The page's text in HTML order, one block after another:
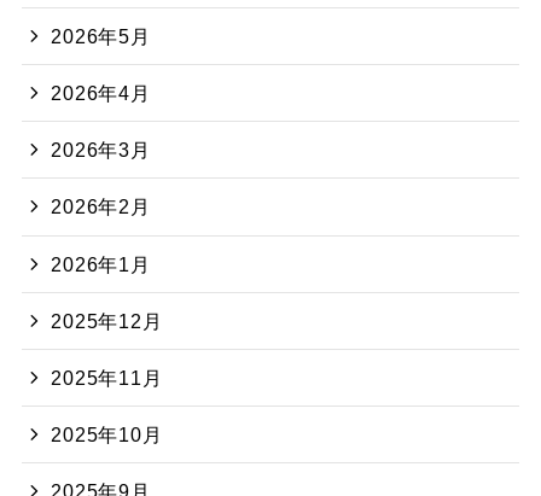
2026年5月
2026年4月
2026年3月
2026年2月
2026年1月
2025年12月
2025年11月
2025年10月